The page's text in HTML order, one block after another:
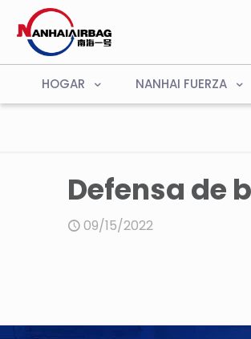
HOGAR NANHAI FUERZA
Defensa de
09/15/2022